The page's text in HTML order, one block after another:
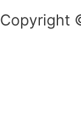
Copyright